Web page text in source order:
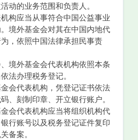
动的业务范围和负责人。
表机构应当从事符合中国公益事业
境外基金会对其在中国内地代
，依照中国法律承担民事责
会、境外基金会代表机构依照本条
法办理税务登记。
基金会代表机构，凭登记证书依法
、刻制印章、开立银行账户。
基金会代表机构应当将组织机构代
行账号以及税务登记证件复印
备案。